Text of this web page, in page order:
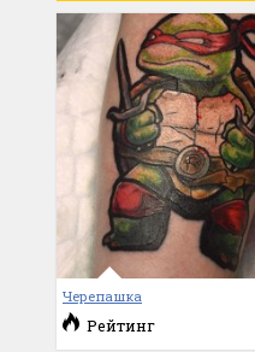
Черепашка
Рейтинг